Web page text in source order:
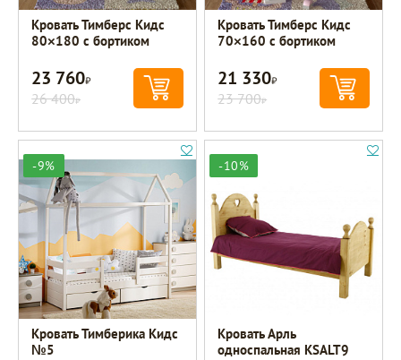
Кровать Тимберс Кидс
80×180 с бортиком
23 760Р
26 400Р
Кровать Тимберс Кидс
70×160 с бортиком
21 330Р
23 700Р
-9%
Кровать Тимберика Кидс
№5
-10%
Кровать Арль
односпальная KSALT9